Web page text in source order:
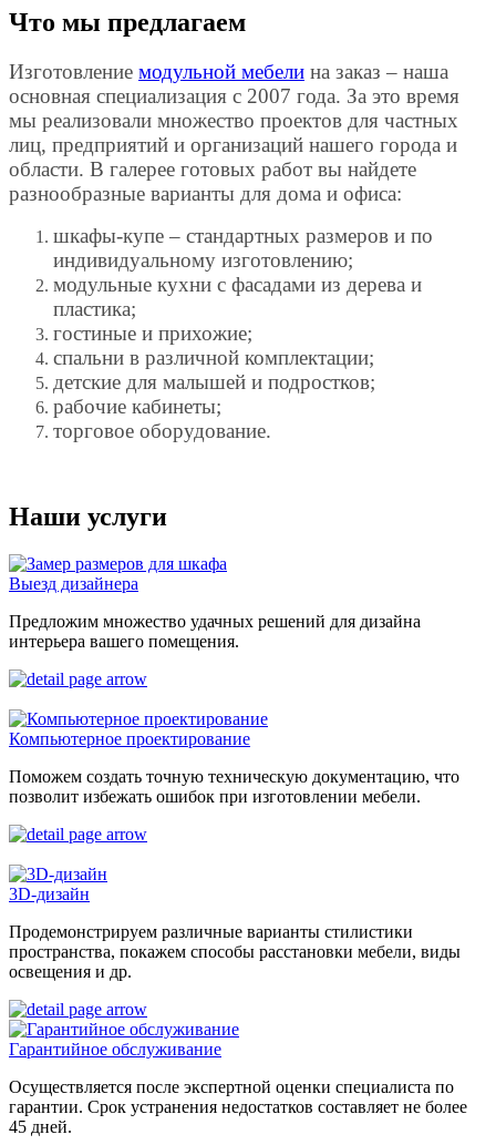
Что мы предлагаем
Изготовление модульной мебели на заказ – наша
основная специализация с 2007 года. За это время
мы реализовали множество проектов для частных
лиц, предприятий и организаций нашего города и
области. В галерее готовых работ вы найдете
разнообразные варианты для дома и офиса:
шкафы-купе – стандартных размеров и по
индивидуальному изготовлению;
модульные кухни с фасадами из дерева и
пластика;
гостиные и прихожие;
спальни в различной комплектации;
детские для малышей и подростков;
рабочие кабинеты;
торговое оборудование.
Наши услуги
Выезд дизайнера
Предложим множество удачных решений для дизайна
интерьера вашего помещения.
Компьютерное проектирование
Поможем создать точную техническую документацию, что
позволит избежать ошибок при изготовлении мебели.
3D-дизайн
Продемонстрируем различные варианты стилистики
пространства, покажем способы расстановки мебели, виды
освещения и др.
Гарантийное обслуживание
Осуществляется после экспертной оценки специалиста по
гарантии. Срок устранения недостатков составляет не более
45 дней.